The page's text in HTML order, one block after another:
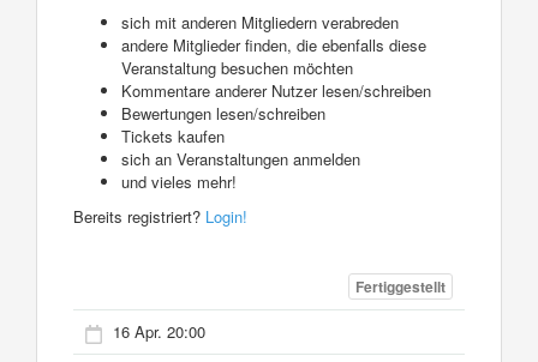
sich mit anderen Mitgliedern verabreden
andere Mitglieder finden, die ebenfalls diese
Veranstaltung besuchen möchten
Kommentare anderer Nutzer lesen/schreiben
Bewertungen lesen/schreiben
Tickets kaufen
sich an Veranstaltungen anmelden
und vieles mehr!
Bereits registriert? Login!
Fertiggestellt
16 Apr. 20:00